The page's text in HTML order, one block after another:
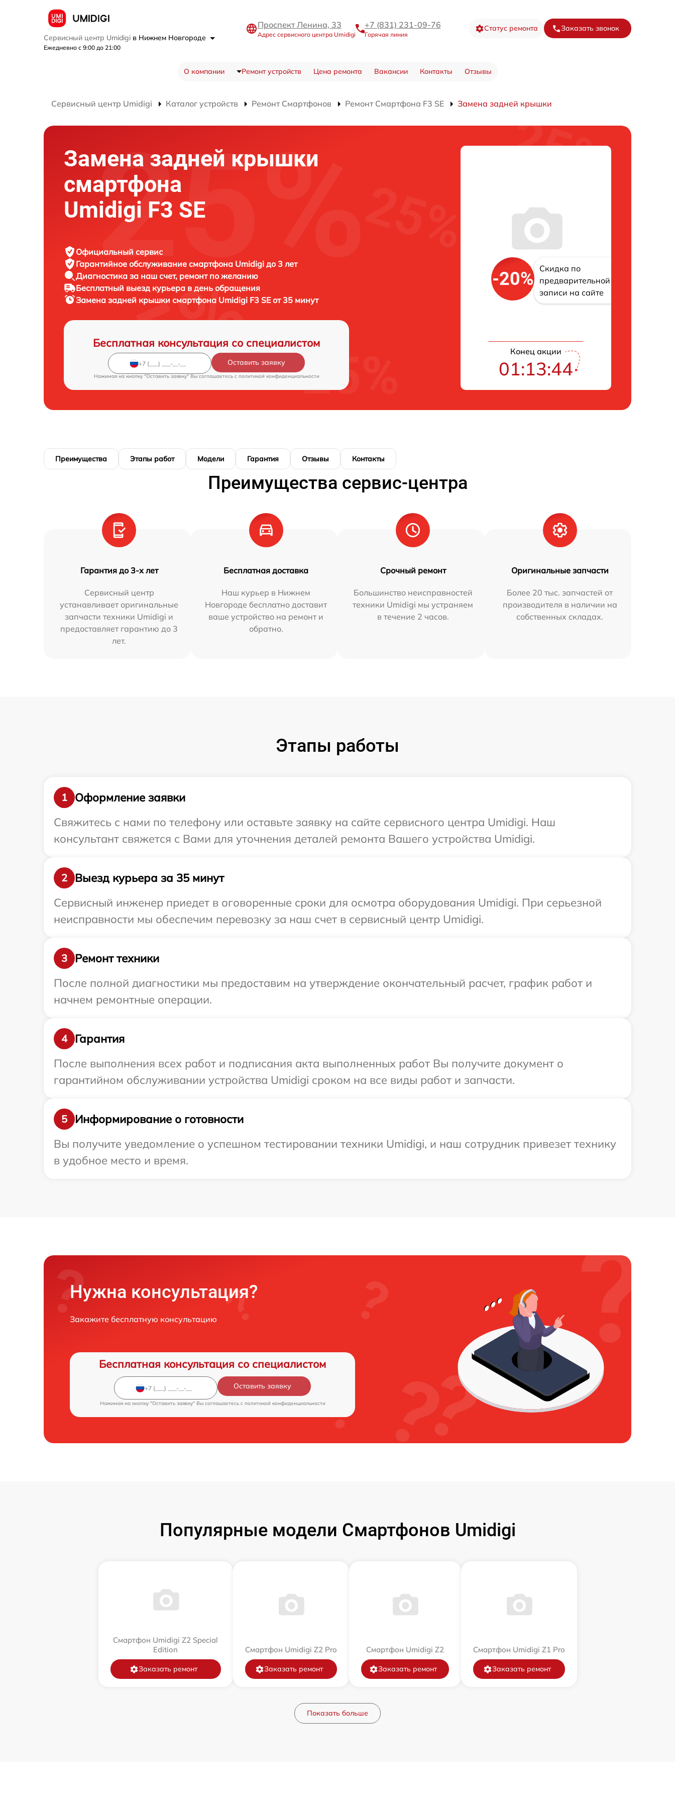
Сервисный центр Umidigi в Нижнем Новгороде
Ежедневно с 9:00 до 21:00
Проспект Ленина, 33
Адрес сервисного центра Umidigi
+7 (831) 231-09-76
Горячая линия
Статус ремонта Заказать звонок
О компании Ремонт устройств Цена ремонта Вакансии Контакты Отзывы
Сервисный центр Umidigi Каталог устройств Ремонт Смартфонов Ремонт Смартфона F3 SE Замена задней крышки
Замена задней крышки
смартфона
Umidigi F3 SE
Официальный сервис
Гарантийное обслуживание смартфона Umidigi до 3 лет
Диагностика за наш счет, ремонт по желанию
Бесплатный выезд курьера в день обращения
Замена задней крышки смартфона Umidigi F3 SE от 35 минут
Бесплатная консультация со специалистом
Оставить заявку
Нажимая на кнопку "Оставить заявку" Вы соглашаетесь c политикой конфиденциальности
-20%
Скидка по
предварительной
записи на сайте
Конец акции
01:13:43
Преимущества Этапы работ Модели Гарантия Отзывы Контакты
Преимущества сервис-центра
Гарантия до 3-х лет
Сервисный центр
устанавливает оригинальные
запчасти техники Umidigi и
предоставляет гарантию до 3
лет.
Бесплатная доставка
Наш курьер в Нижнем
Новгороде бесплатно доставит
ваше устройство на ремонт и
обратно.
Срочный ремонт
Большинство неисправностей
техники Umidigi мы устраняем
в течение 2 часов.
Оригинальные запчасти
Более 20 тыс. запчастей от
производителя в наличии на
собственных складах.
Этапы работы
1
Оформление заявки
Свяжитесь с нами по телефону или оставьте заявку на сайте сервисного центра Umidigi. Наш
консультант свяжется с Вами для уточнения деталей ремонта Вашего устройства Umidigi.
2
Выезд курьера за 35 минут
Сервисный инженер приедет в оговоренные сроки для осмотра оборудования Umidigi. При серьезной
неисправности мы обеспечим перевозку за наш счет в сервисный центр Umidigi.
3
Ремонт техники
После полной диагностики мы предоставим на утверждение окончательный расчет, график работ и
начнем ремонтные операции.
4
Гарантия
После выполнения всех работ и подписания акта выполненных работ Вы получите документ о
гарантийном обслуживании устройства Umidigi сроком на все виды работ и запчасти.
5
Информирование о готовности
Вы получите уведомление о успешном тестировании техники Umidigi, и наш сотрудник привезет технику
в удобное место и время.
Нужна консультация?
Закажите бесплатную консультацию
Бесплатная консультация со специалистом
Оставить заявку
Нажимая на кнопку "Оставить заявку" Вы соглашаетесь c политикой конфиденциальности
Популярные модели Смартфонов Umidigi
Смартфон Umidigi Z2 Special
Edition
Заказать ремонт
Смартфон Umidigi Z2 Pro
Заказать ремонт
Смартфон Umidigi Z2
Заказать ремонт
Смартфон Umidigi Z1 Pro
Заказать ремонт
Показать больше